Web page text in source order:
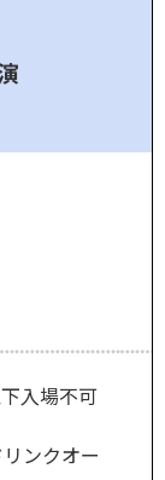
入場不可
ンクオー